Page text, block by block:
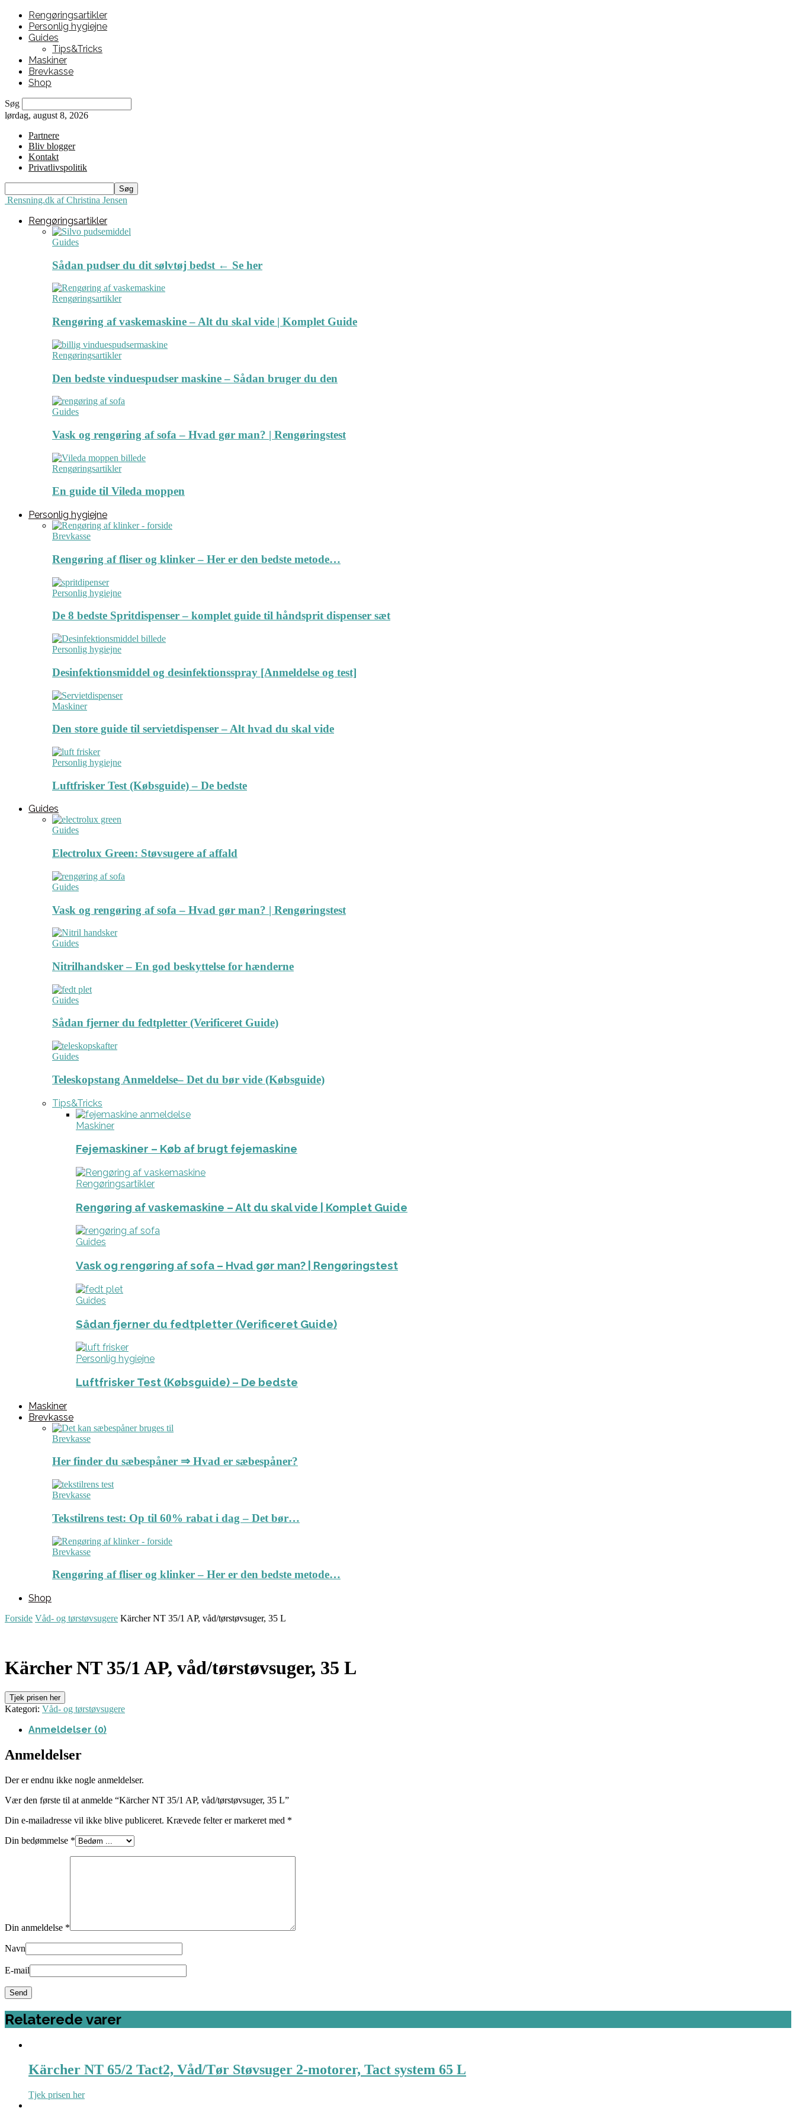
Rengøringsartikler
Personlig hygiejne
Guides
Tips&Tricks
Maskiner
Brevkasse
Shop
Søg
lørdag, august 8, 2026
Partnere
Bliv blogger
Kontakt
Privatlivspolitik
Rensning.dk af Christina Jensen
Rengøringsartikler
Guides
Sådan pudser du dit sølvtøj bedst ← Se her
Rengøringsartikler
Rengøring af vaskemaskine – Alt du skal vide | Komplet Guide
Rengøringsartikler
Den bedste vinduespudser maskine – Sådan bruger du den
Guides
Vask og rengøring af sofa – Hvad gør man? | Rengøringstest
Rengøringsartikler
En guide til Vileda moppen
Personlig hygiejne
Brevkasse
Rengøring af fliser og klinker – Her er den bedste metode…
Personlig hygiejne
De 8 bedste Spritdispenser – komplet guide til håndsprit dispenser sæt
Personlig hygiejne
Desinfektionsmiddel og desinfektionsspray [Anmeldelse og test]
Maskiner
Den store guide til servietdispenser – Alt hvad du skal vide
Personlig hygiejne
Luftfrisker Test (Købsguide) – De bedste
Guides
Guides
Electrolux Green: Støvsugere af affald
Guides
Vask og rengøring af sofa – Hvad gør man? | Rengøringstest
Guides
Nitrilhandsker – En god beskyttelse for hænderne
Guides
Sådan fjerner du fedtpletter (Verificeret Guide)
Guides
Teleskopstang Anmeldelse– Det du bør vide (Købsguide)
Tips&Tricks
Maskiner
Fejemaskiner – Køb af brugt fejemaskine
Rengøringsartikler
Rengøring af vaskemaskine – Alt du skal vide | Komplet Guide
Guides
Vask og rengøring af sofa – Hvad gør man? | Rengøringstest
Guides
Sådan fjerner du fedtpletter (Verificeret Guide)
Personlig hygiejne
Luftfrisker Test (Købsguide) – De bedste
Maskiner
Brevkasse
Brevkasse
Her finder du sæbespåner ⇒ Hvad er sæbespåner?
Brevkasse
Tekstilrens test: Op til 60% rabat i dag – Det bør…
Brevkasse
Rengøring af fliser og klinker – Her er den bedste metode…
Shop
Forside Våd- og tørstøvsugere Kärcher NT 35/1 AP, våd/tørstøvsuger, 35 L
Kärcher NT 35/1 AP, våd/tørstøvsuger, 35 L
Tjek prisen her
Kategori: Våd- og tørstøvsugere
Anmeldelser (0)
Anmeldelser
Der er endnu ikke nogle anmeldelser.
Vær den første til at anmelde “Kärcher NT 35/1 AP, våd/tørstøvsuger, 35 L”
Din e-mailadresse vil ikke blive publiceret. Krævede felter er markeret med *
Din bedømmelse *
Din anmeldelse *
Navn
E-mail
Relaterede varer
Kärcher NT 65/2 Tact2, Våd/Tør Støvsuger 2-motorer, Tact system 65 L
Tjek prisen her